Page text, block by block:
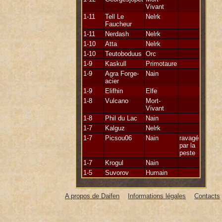
Vivant
1-11
Tell Le
Faucheur
Nelrk
1-11 Nerdash
Nelrk
1-10
Atta
Nelrk
1-10
Teutoboduus Orc
1-9
Kaskull
Primotaure
1-9
Agra Forge-
acier
Nain
1-9 Elifhin
Elfe
1-8
Vulcano
Mort-
Vivant
1-8
Phil du Lac
Nain
1-7
Kalguz
Nelrk
1-7
Picsou06 Nain
ravagé
par la
peste
1-7
Krogul
Nain
1-5
Suvorov Humain
A propos de Daifen Informations légales Contacts